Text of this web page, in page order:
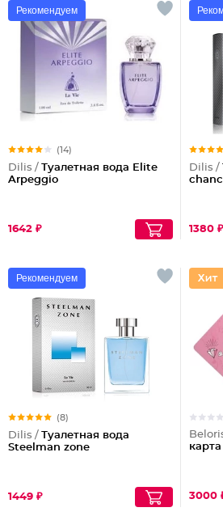
Рекомендуем
(14)
Dilis / Туалетная вода Elite
Arpeggio
1642 ₽
Dilis /
1380 ₽
Рекомендуем
(8)
Dilis / Туалетная вода
Steelman zone
1449 ₽ 3000